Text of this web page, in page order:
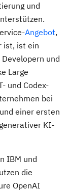
und
Angebot,
ist, ist ein
und
Large
und Codex-
bei
einer ersten
KI-
IBM und
die
OpenAI